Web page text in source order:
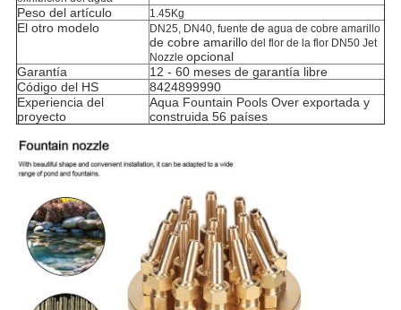
Peso del artículo 1.45Kg
El otro modelo DN25, DN40, fuente de agua de cobre amarillo
de cobre amarillo del flor de la florDN50 Jet
Nozzle opcional
Garantía
12 - 60 meses de garantía libre
Código del HS
8424899990
Experiencia del
proyecto
Aqua Fountain Pools Over exportada y
construida 56 países